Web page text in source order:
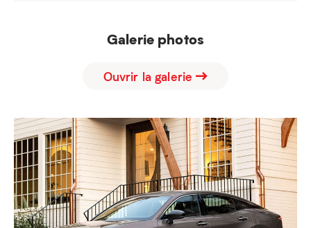
Galerie photos
Ouvrir la galerie